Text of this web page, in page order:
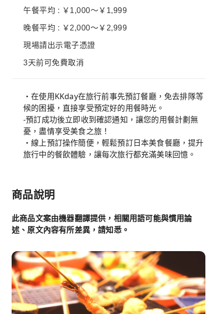
午餐平均 : ￥1,000～￥1,999
晚餐平均 : ￥2,000～￥2,999
現場請出示電子憑證
3天前可免費取消
・在使用KKday在旅行前事先預訂餐廳，免去排隊等
候的困擾，直接享受預定好的用餐時光。
-預訂成功後立即收到確認通知，讓您的用餐計劃無
憂，盡情享受美食之旅！
・線上預訂操作簡便，輕鬆預訂日本美食餐廳，提升
旅行中的餐飲體驗，讓每次旅行都充滿美味回憶。
商品說明
此商品文案由機器翻譯提供，相關用語可能與慣用論
述、原文內容有所差異，請知悉。